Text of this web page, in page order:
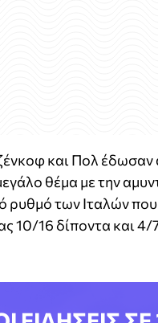
και Πολ
θέμα με την
των Ιταλών που
10/16 δίποντα και 4/